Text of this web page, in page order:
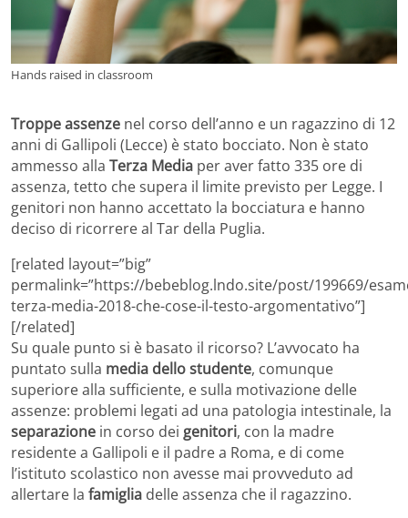
Hands raised in classroom
Troppe assenze nel corso dell’anno e un ragazzino di 12
anni di Gallipoli (Lecce) è stato bocciato. Non è stato
ammesso alla Terza Media per aver fatto 335 ore di
assenza, tetto che supera il limite previsto per Legge. I
genitori non hanno accettato la bocciatura e hanno
deciso di ricorrere al Tar della Puglia.
[related layout=”big”
permalink=”https://bebeblog.lndo.site/post/199669/
terza-media-2018-che-cose-il-testo-argomentativo”]
[/related]
Su quale punto si è basato il ricorso? L’avvocato ha
puntato sulla media dello studente, comunque
superiore alla sufficiente, e sulla motivazione delle
assenze: problemi legati ad una patologia intestinale, la
separazione in corso dei genitori, con la madre
residente a Gallipoli e il padre a Roma, e di come
l’istituto scolastico non avesse mai provveduto ad
allertare la famiglia delle assenza che il ragazzino.